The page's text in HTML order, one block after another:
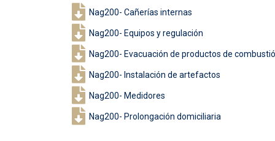
Nag200- Cañerías internas
Nag200- Equipos y regulación
Nag200- Evacuación de productos de
Nag200- Instalación de artefactos
Nag200- Medidores
Nag200- Prolongación domiciliaria